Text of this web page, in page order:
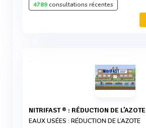
4789consultations récentes
NITRIFAST ® : RÉDUCTION DE L’AZOTE
EAUX USÉES : RÉDUCTION DE L’AZOTE